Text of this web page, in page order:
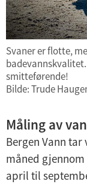
Svaner er flotte,
smitteførende!
Bilde: Trude
Måling av
Bergen Vann
måned
april til